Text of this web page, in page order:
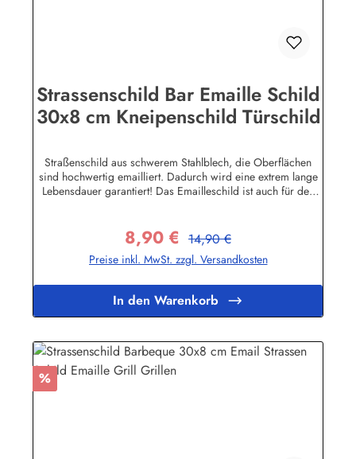
Strassenschild Bar Emaille Schild
30x8 cm Kneipenschild Türschild
Straßenschild aus schwerem Stahlblech, die Oberflächen
sind hochwertig emailliert. Dadurch wird eine extrem lange
Lebensdauer garantiert! Das Emailleschild ist auch für den
stand! Sie wollen sich das Schild mit Ihrem eigenen Text
beschriften lassen? Hier geht's zu den Sonderanfertigungen
für Emaille Straßenschilder Herstellerinformationen:Buddel-
Hamburginfo@buddel.de
Verkaufspreis:
8,90 € Regulärer Preis:
14,90 €
Preise inkl. MwSt. zzgl. Versandkosten
In den Warenkorb
Rabatt
%